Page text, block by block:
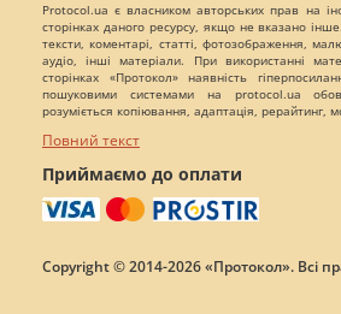
Protocol.ua є власником авторських прав на
сторінках даного ресурсу, якщо не вказано
тексти, коментарі, статті, фотозображення,
аудіо, інші матеріали. При використанні
сторінках «Протокол» наявність
пошуковими системами на protocol.ua
розуміється копіювання, адаптація, рерайтинг,
Повний текст
Приймаємо до оплати
Copyright © 2014-2026 «Протокол». Всі